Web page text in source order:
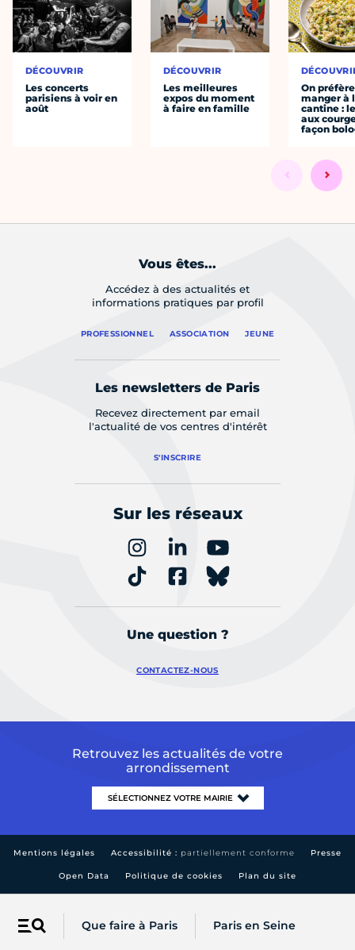
Menu Que faire à Paris Paris en Seine
DÉCOUVRIR
Les concerts
parisiens à voir en
août
DÉCOUVRIR
Les meilleures
expos du moment
à faire en famille
On préfère
manger à
cantine :
aux
façon
Vous êtes...
Accédez à des actualités et
informations pratiques par profil
PROFESSIONNEL ASSOCIATION JEUNE
Les newsletters de Paris
Recevez directement par email
l'actualité de vos centres d'intérêt
S'INSCRIRE
Sur les réseaux
Une question ?
CONTACTEZ-NOUS
Retrouvez les actualités de votre
arrondissement
Mentions légales Accessibilité : partiellement conforme Presse
Open Data Politique de cookies Plan du site